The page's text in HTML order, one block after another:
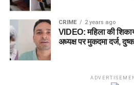
CRIME 2 years ago
VIDEO: महिला की
अध्यक्ष पर मुकदमा दर्ज,